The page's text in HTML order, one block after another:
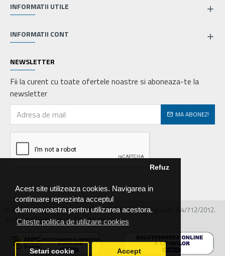
Acest site utilizeaza cookies. Navigarea in
continuare reprezinta acceptul
dumneavoastra pentru utilizarea acestora.
Citeste politica de utilizare cookies
Refuz
Setari cookie Accept
INFORMATII UTILE
INFORMATII CONT
NEWSLETTER
Fii la curent cu toate ofertele noastre si aboneaza-te la
newsletter
MA ABONEZ!
© 2026 MIRALEX PARTS SRL, CIF: RO30468586, Nr.reg.com: J04/712/2012.
All Rights Reserved - by DevPro.ro